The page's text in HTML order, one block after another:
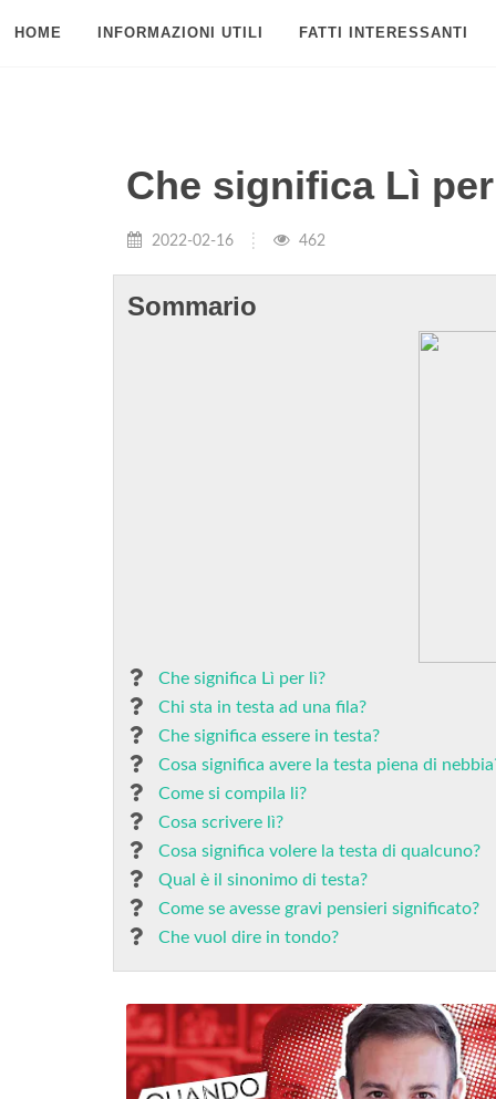
HOME INFORMAZIONI UTILI FATTI INTERESSANTI
Che significa Lì
2022-02-16 462
Sommario
Che significa Lì per lì?
Chi sta in testa ad una fila?
Che significa essere in testa?
Cosa significa avere la testa piena di
Come si compila li?
Cosa scrivere lì?
Cosa significa volere la testa di qualcuno?
Qual è il sinonimo di testa?
Come se avesse gravi pensieri significato?
Che vuol dire in tondo?